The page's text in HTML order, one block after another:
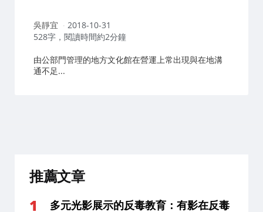
作
者：
吳靜宜
2018-10-31
528字，閱讀時間約2分鐘
由公部門管理的地方文化館在營運上常出現與在地溝
通不足...
推薦文章
多元光影展示的反毒教育：有影在反毒